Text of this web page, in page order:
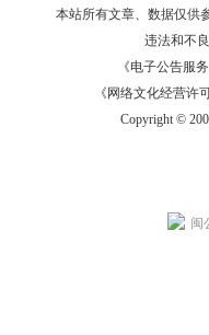
本站所有文章、数据仅供
违法和不
《电子公告服务
《网络文化经营许
Copyright ©
闽